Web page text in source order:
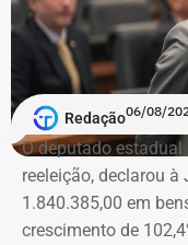
patrimônio
de Angra dos Reis:
Na declaração deste
aparecer nos
uma participação
Já os imóveis
estáveis, com
mantendo valores
Redação06/08/
O deputado
reeleição, declarou
1.840.385,00 em
crescimento de